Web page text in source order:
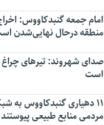
امام جمعه گنبدکاووس:
منطقه درحال نهایی‌شدن
صدای شهروند: تیرهای
است
۱۱ دهیاری گنبدکاووس به
مردمی منابع طبیعی پیوستند